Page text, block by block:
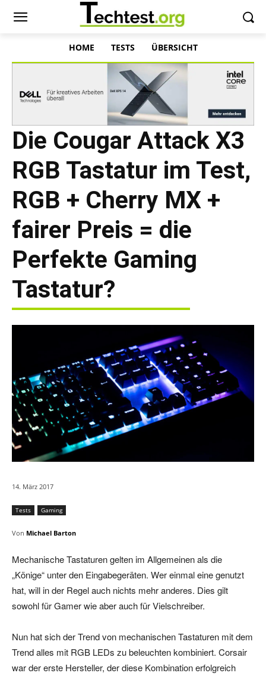
HOME TESTS ÜBERSICHT
Die Cougar Attack X3
RGB Tastatur im Test,
RGB + Cherry MX +
fairer Preis = die
Perfekte Gaming
Tastatur?
14. März 2017
Tests Gaming
Von Michael Barton
Mechanische Tastaturen gelten im Allgemeinen als die
„Könige“ unter den Eingabegeräten. Wer einmal eine genutzt
hat, will in der Regel auch nichts mehr anderes. Dies gilt
sowohl für Gamer wie aber auch für Vielschreiber.
Nun hat sich der Trend von mechanischen Tastaturen mit dem
Trend alles mit RGB LEDs zu beleuchten kombiniert. Corsair
war der erste Hersteller, der diese Kombination erfolgreich